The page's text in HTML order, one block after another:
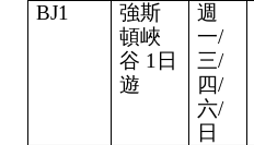
BJ1
強斯
頓峽
谷 1日
遊
週
一/
三/
四/
六/
日